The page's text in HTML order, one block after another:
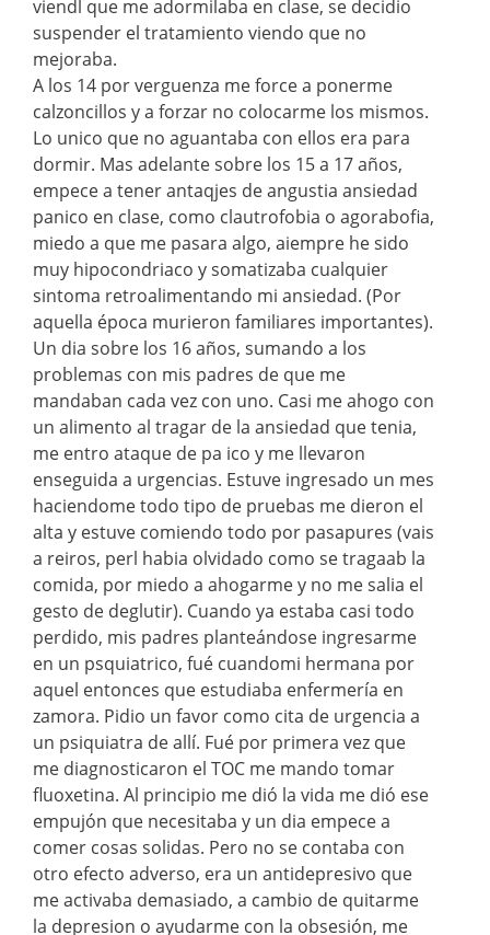
viendl que me adormilaba en clase, se decidio
suspender el tratamiento viendo que no
mejoraba.
A los 14 por verguenza me force a ponerme
calzoncillos y a forzar no colocarme los mismos.
Lo unico que no aguantaba con ellos era para
dormir. Mas adelante sobre los 15 a 17 años,
empece a tener antaqjes de angustia ansiedad
panico en clase, como clautrofobia o agorabofia,
miedo a que me pasara algo, aiempre he sido
muy hipocondriaco y somatizaba cualquier
sintoma retroalimentando mi ansiedad. (Por
aquella época murieron familiares importantes).
Un dia sobre los 16 años, sumando a los
problemas con mis padres de que me
mandaban cada vez con uno. Casi me ahogo con
un alimento al tragar de la ansiedad que tenia,
me entro ataque de pa ico y me llevaron
enseguida a urgencias. Estuve ingresado un mes
haciendome todo tipo de pruebas me dieron el
alta y estuve comiendo todo por pasapures (vais
a reiros, perl habia olvidado como se tragaab la
comida, por miedo a ahogarme y no me salia el
gesto de deglutir). Cuando ya estaba casi todo
perdido, mis padres planteándose ingresarme
en un psquiatrico, fué cuandomi hermana por
aquel entonces que estudiaba enfermería en
zamora. Pidio un favor como cita de urgencia a
un psiquiatra de allí. Fué por primera vez que
me diagnosticaron el TOC me mando tomar
fluoxetina. Al principio me dió la vida me dió ese
empujón que necesitaba y un dia empece a
comer cosas solidas. Pero no se contaba con
otro efecto adverso, era un antidepresivo que
me activaba demasiado, a cambio de quitarme
la depresion o ayudarme con la obsesión, me